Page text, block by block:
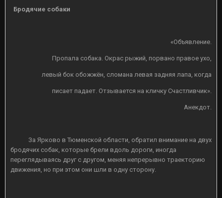
Бродячие собаки
«Объявление.
Пропала собака. Окрас рыжий, порвано правое ухо,
левый бок обожжён, сломана левая задняя лапа, когда
писает падает. Отзывается на кличку Счастливчик».
Анекдот.
За Ярково в Тюменской области, обратил внимание на двух
бродячих собак, которые брели вдоль дороги, иногда
переглядываясь друг с другом, меняя непрерывно траекторию
движения, но при этом они шли в одну сторону.